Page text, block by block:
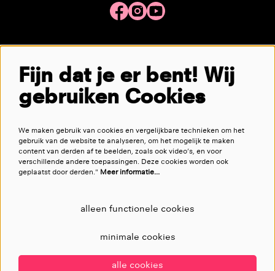
Meld je aan voor de nieuwsbrief
aanmelden
Deze site wordt beschermd door reCAPTCHA, dataverwerking gebeurt in overeenstemming met de
Cloud Data Processing
Addendumvan Google.
Fijn dat je er bent! Wij
gebruiken Cookies
We maken gebruik van cookies en vergelijkbare technieken om het
gebruik van de website te analyseren, om het mogelijk te maken
content van derden af te beelden, zoals ook video’s, en voor
verschillende andere toepassingen. Deze cookies worden ook
geplaatst door derden." Meer informatie…
alleen functionele cookies
minimale cookies
alle cookies